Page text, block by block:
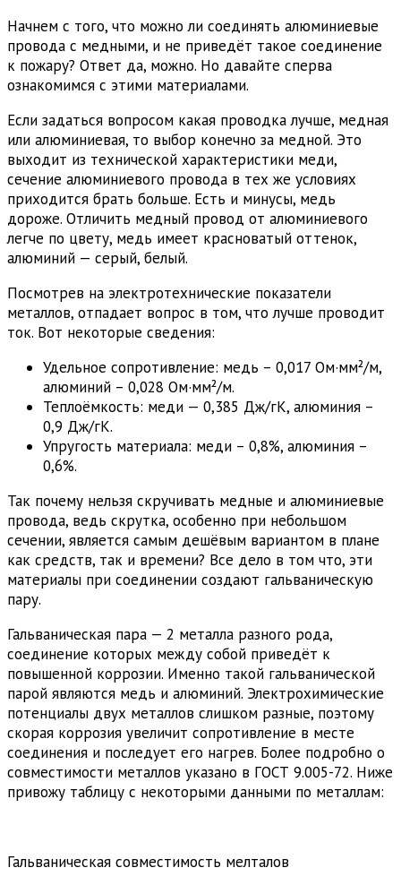
Начнем с того, что можно ли соединять алюминиевые
провода с медными, и не приведёт такое соединение
к пожару? Ответ да, можно. Но давайте сперва
ознакомимся с этими материалами.
Если задаться вопросом какая проводка лучше, медная
или алюминиевая, то выбор конечно за медной. Это
выходит из технической характеристики меди,
сечение алюминиевого провода в тех же условиях
приходится брать больше. Есть и минусы, медь
дороже. Отличить медный провод от алюминиевого
легче по цвету, медь имеет красноватый оттенок,
алюминий — серый, белый.
Посмотрев на электротехнические показатели
металлов, отпадает вопрос в том, что лучше проводит
ток. Вот некоторые сведения:
Удельное сопротивление: медь – 0,017 Ом·мм²/м,
алюминий – 0,028 Ом·мм²/м.
Теплоёмкость: меди — 0,385 Дж/гК, алюминия –
0,9 Дж/гК.
Упругость материала: меди – 0,8%, алюминия –
0,6%.
Так почему нельзя скручивать медные и алюминиевые
провода, ведь скрутка, особенно при небольшом
сечении, является самым дешёвым вариантом в плане
как средств, так и времени? Все дело в том что, эти
материалы при соединении создают гальваническую
пару.
Гальваническая пара — 2 металла разного рода,
соединение которых между собой приведёт к
повышенной коррозии. Именно такой гальванической
парой являются медь и алюминий. Электрохимические
потенциалы двух металлов слишком разные, поэтому
скорая коррозия увеличит сопротивление в месте
соединения и последует его нагрев. Более подробно о
совместимости металлов указано в ГОСТ 9.005-72. Ниже
привожу таблицу с некоторыми данными по металлам:
Гальваническая совместимость мелталов